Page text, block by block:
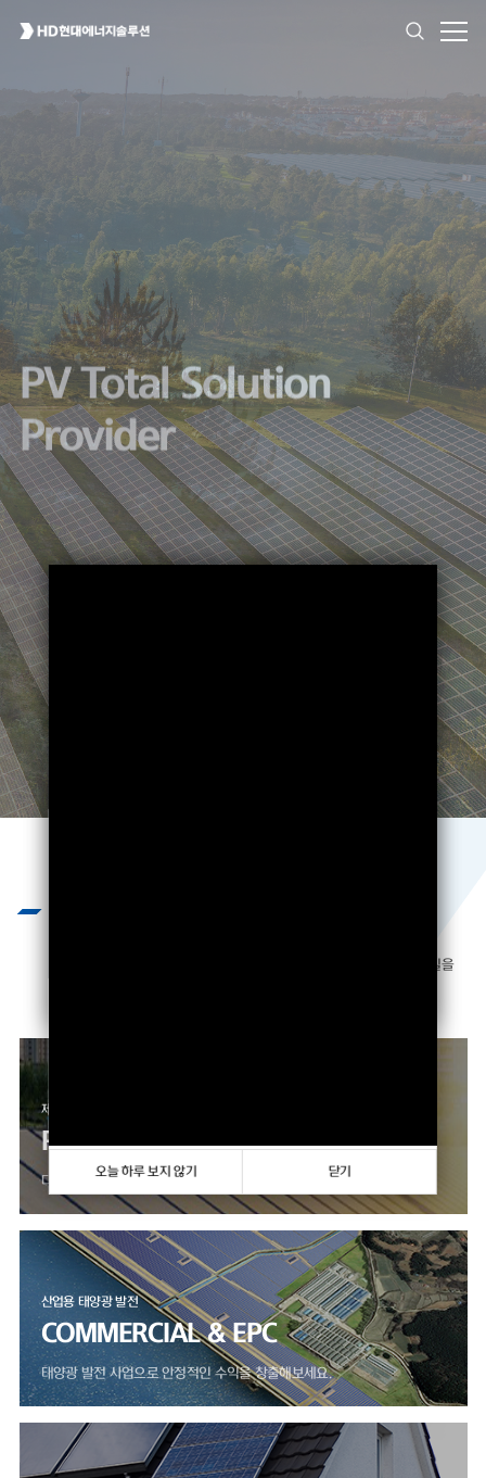
High Reliability
for All Environment
제품 테스트를 통하여 제품의 질을
제품 판매 사업
PRODUCTS
다양한 모듈, 인버터 제품을 만나보세요.
산업용 태양광 발전
COMMERCIAL & EPC
태양광 발전 사업으로 안정적인 수익을 창출해보세요.
오늘 하루 보지 않기 닫기